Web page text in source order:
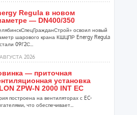
Regula в новом
— DN400/350
освоил новый
шарового крана КШЦПР Energy Regula
09Г2С...
2026
— приточная
установка
ZPW-N 2000 INT EC
построена на вентиляторах с EC-
что обеспечивает...